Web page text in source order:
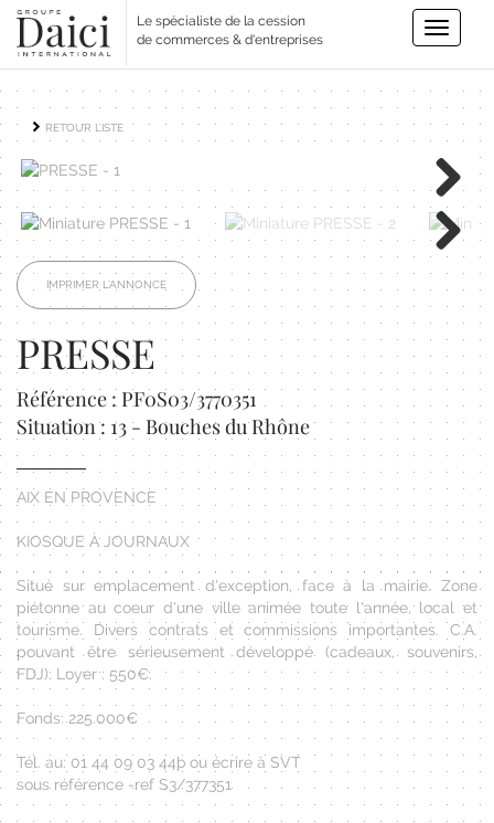
Le spécialiste de la cession
de commerces & d'entreprises
Toggle
RETOUR LISTE
Next
Next
IMPRIMER L'ANNONCE
PRESSE
Référence : PF0S03/3770351
Situation : 13 - Bouches du Rhône
AIX EN PROVENCE
KIOSQUE À JOURNAUX
Situé sur emplacement d'exception, face à la mairie. Zone
piétonne au coeur d'une ville animée toute l'année, local et
tourisme. Divers contrats et commissions importantes. C.A.
pouvant être sérieusement développé (cadeaux, souvenirs,
FDJ). Loyer : 550€.
Fonds: 225.000€
Tél. au: 01 44 09 03 44þ ou écrire à SVT
sous référence -ref S3/377351